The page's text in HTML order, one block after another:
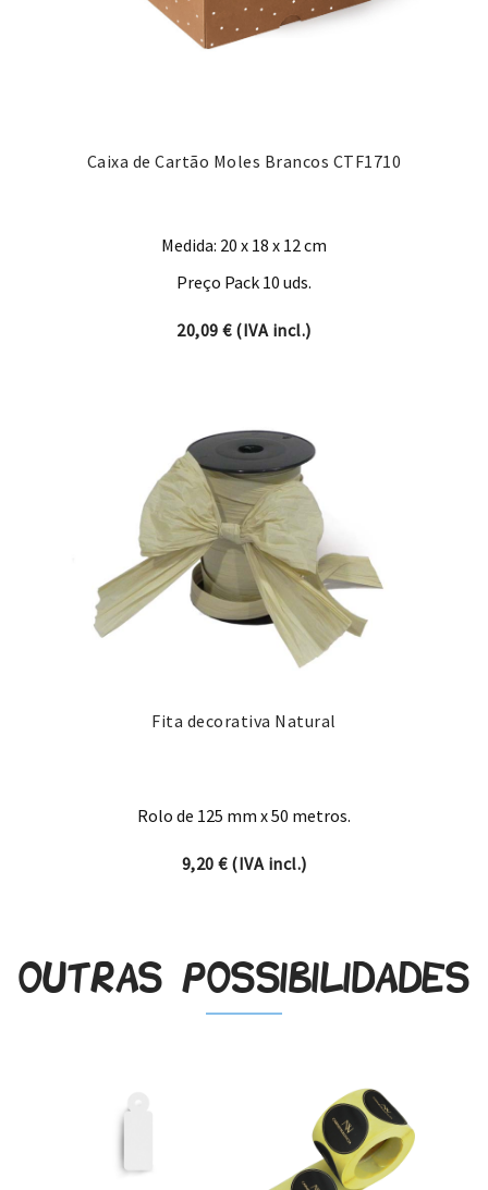
Caixa de Cartão Moles Brancos CTF1710
Medida: 20 x 18 x 12 cm
Preço Pack 10 uds.
20,09€(IVA incl.)
Fita decorativa Natural
Rolo de 125 mm x 50 metros.
9,20 €(IVA incl.)
Outras possibilidades